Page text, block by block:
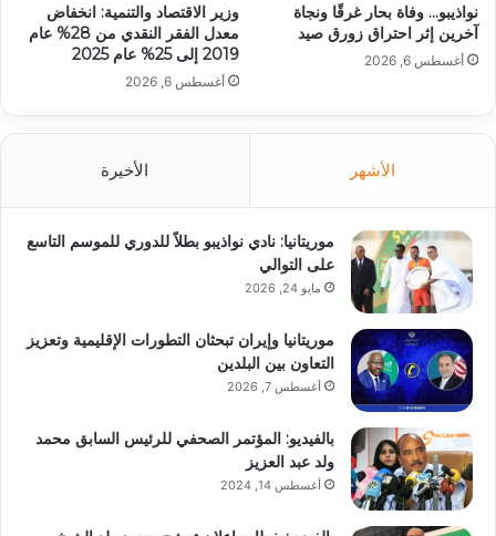
نواذيبو… وفاة بحار غرقًا ونجاة
آخرين إثر احتراق زورق صيد
أغسطس 6, 2026
وزير الاقتصاد والتنمية: انخفاض
معدل الفقر النقدي من 28% عام
2019 إلى 25% عام 2025
أغسطس 6, 2026
الأشهر الأخيرة
موريتانيا: نادي نواذيبو بطلاً للدوري للموسم التاسع
على التوالي
مايو 24, 2026
موريتانيا وإيران تبحثان التطورات الإقليمية وتعزيز
التعاون بين البلدين
أغسطس 7, 2026
بالفيديو: المؤتمر الصحفي للرئيس السابق محمد
ولد عبد العزيز
أغسطس 14, 2024